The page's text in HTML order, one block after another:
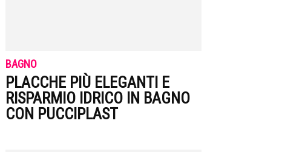
BAGNO
PLACCHE PIÙ ELEGANTI E
RISPARMIO IDRICO IN BAGNO
CON PUCCIPLAST